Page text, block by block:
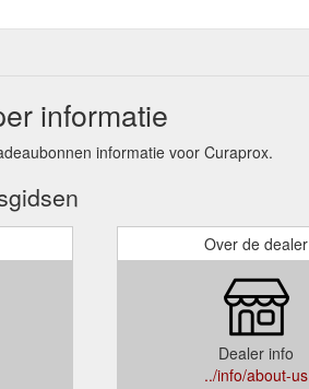
informatie
informatie voor Curaprox.
Over de dealer
Dealer info
../info/about-us